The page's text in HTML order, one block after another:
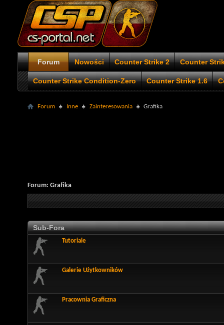
Forum Nowości Counter Strike 2 Counter
Counter Strike Condition-Zero Counter Strike 1.6
Forum Inne Zainteresowania Grafika
Forum: Grafika
Sub-Fora
Tutoriale
Galerie Użytkowników
Pracownia Graficzna